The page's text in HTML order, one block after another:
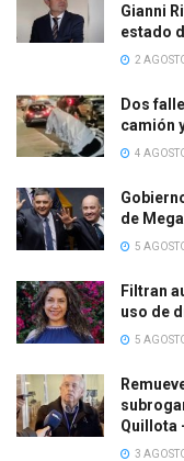
Gianni
estado
2
Dos
camión
4
de
5
Filtran
uso de
5
Quillota
3